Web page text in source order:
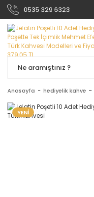
0535 329 6323
Anasayfa hediyelik kahve
YENİ